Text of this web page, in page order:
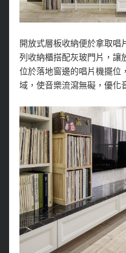
開放式層板收納便於拿取唱
列收納櫃搭配灰玻門片，讓
位於落地窗邊的唱片機擺位
域，使音樂流瀉無礙，優化